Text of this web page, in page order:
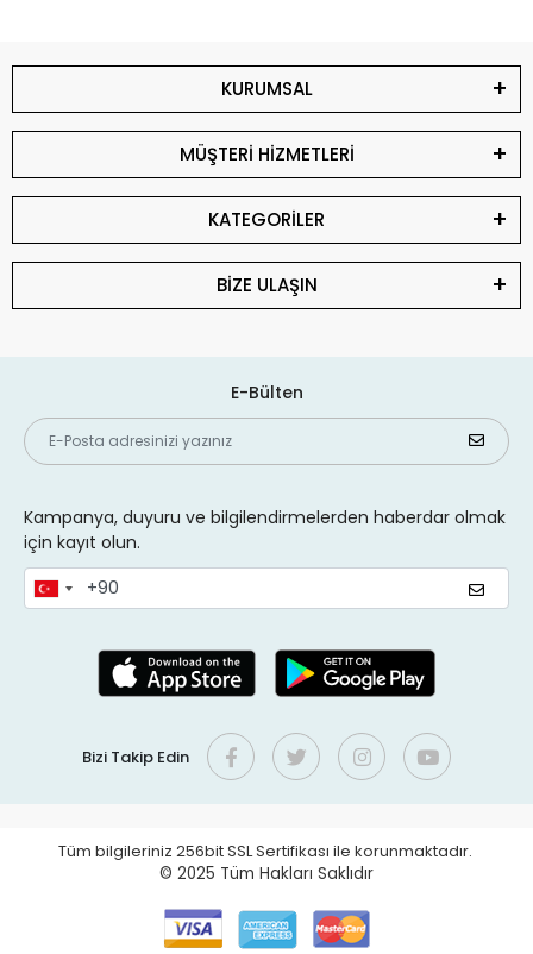
KURUMSAL
MÜŞTERİ HİZMETLERİ
KATEGORİLER
BİZE ULAŞIN
E-Bülten
Kampanya, duyuru ve bilgilendirmelerden haberdar olmak
için kayıt olun.
Bizi Takip Edin
Tüm bilgileriniz 256bit SSL Sertifikası ile korunmaktadır.
© 2025 Tüm Hakları Saklıdır